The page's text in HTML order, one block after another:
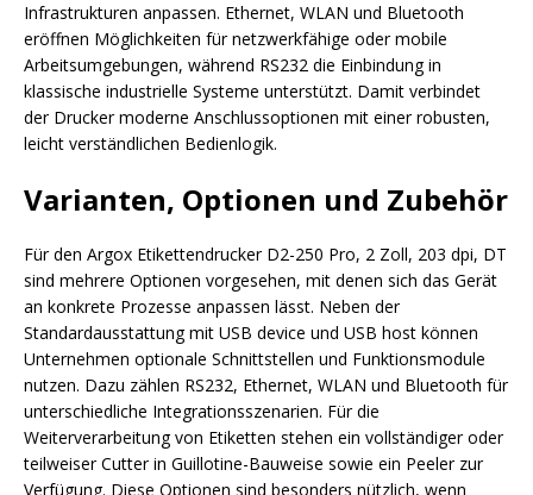
Infrastrukturen anpassen. Ethernet, WLAN und Bluetooth
eröffnen Möglichkeiten für netzwerkfähige oder mobile
Arbeitsumgebungen, während RS232 die Einbindung in
klassische industrielle Systeme unterstützt. Damit verbindet
der Drucker moderne Anschlussoptionen mit einer robusten,
leicht verständlichen Bedienlogik.
Varianten, Optionen und Zubehör
Für den Argox Etikettendrucker D2-250 Pro, 2 Zoll, 203 dpi, DT
sind mehrere Optionen vorgesehen, mit denen sich das Gerät
an konkrete Prozesse anpassen lässt. Neben der
Standardausstattung mit USB device und USB host können
Unternehmen optionale Schnittstellen und Funktionsmodule
nutzen. Dazu zählen RS232, Ethernet, WLAN und Bluetooth für
unterschiedliche Integrationsszenarien. Für die
Weiterverarbeitung von Etiketten stehen ein vollständiger oder
teilweiser Cutter in Guillotine-Bauweise sowie ein Peeler zur
Verfügung. Diese Optionen sind besonders nützlich, wenn